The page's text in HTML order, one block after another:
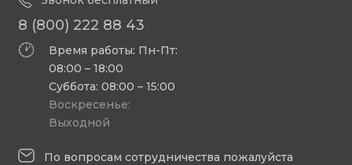
8 (800) 222 88 43
Время работы: Пн-Пт:
08:00 – 18:00
Суббота: 08:00 – 15:00
Воскресенье:
Выходной
По вопросам сотрудничества пожалуйста